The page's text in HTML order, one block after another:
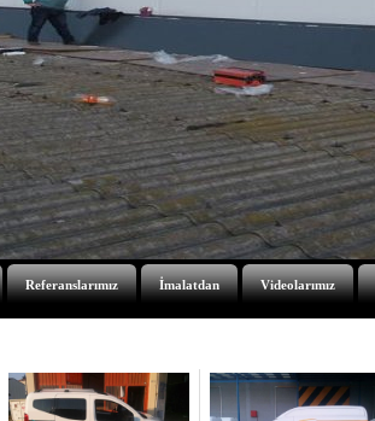
Referanslarımız İmalatdan Videolarımız